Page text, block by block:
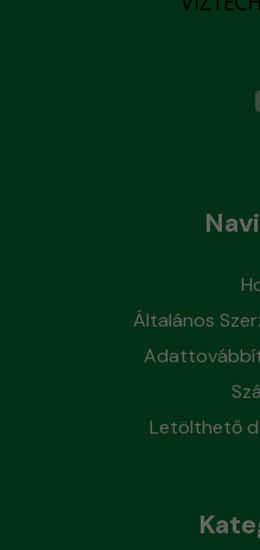
Általános
Letölthető